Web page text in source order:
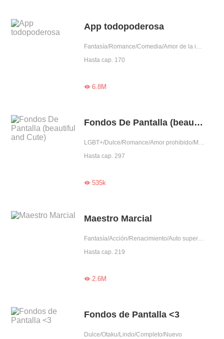
App todopoderosa
Fantasía/Romance/Comedia/Amor de la infancia/Belleza salvada por héroe/Gentil/Otaku/Joven prometedor
Hasta cap. 170
6.8M
Fondos De Pantalla (beautiful and Cute)
LGBT+/Dulce/Romance/Amor prohibido/Mimo exclusivo/Novio repentino/Celoso/Gentil/Otaku/Chica buena/Adorable/Dramático/Jefe
Hasta cap. 297
535k
Maestro Marcial
Fantasía/Acción/Renacimiento/Auto superación/Belleza salvada por héroe/Otaku/Trabajador
Hasta cap. 219
2.6M
Fondos de Pantalla <3
Dulce/Otaku/Lindo/Completo/Nuevo